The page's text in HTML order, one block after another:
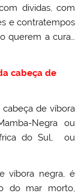
dividas, com
e contratempos
querem a cura…
cabeça de
cabeça de víbora
Negra ou
do Sul, ou
víbora negra, é
do mar morto,